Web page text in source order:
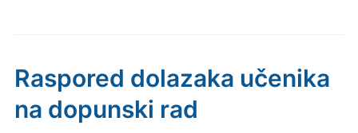
Raspored dolazaka učenika
na dopunski rad